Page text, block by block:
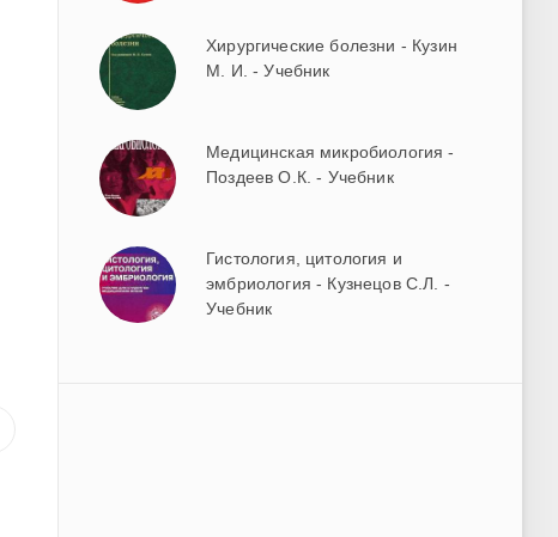
Хирургические болезни - Кузин
М. И. - Учебник
Медицинская микробиология -
Поздеев О.К. - Учебник
Гистология, цитология и
эмбриология - Кузнецов С.Л. -
Учебник